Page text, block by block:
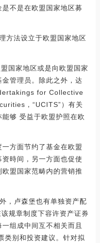
不是在欧盟国家地区募
方法设立于欧盟国家地区
国家地区或是向欧盟国家
管理员。除此之外，达
for Collective
，“UCITS”）有关
够 受益于欧盟护照在欧
方面节约了基金在欧盟
時间，另一方面也促使
盟国家范畴内的营销推
，卢森堡也有单独资产配
规章制度下容许资产证券
组成中间互不相关而且
类别和投资建议。针对拟